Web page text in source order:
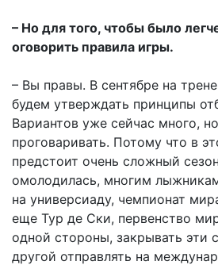
– Но для того, чтобы было
оговорить правила игры.
– Вы правы. В сентябре на
будем утверждать принципы
Вариантов уже сейчас много,
проговаривать. Потому что в
предстоит очень сложный
омолодилась, многим
на универсиаду, чемпионат
еще Тур де Ски, первенство
одной стороны, закрывать эти
другой отправлять на